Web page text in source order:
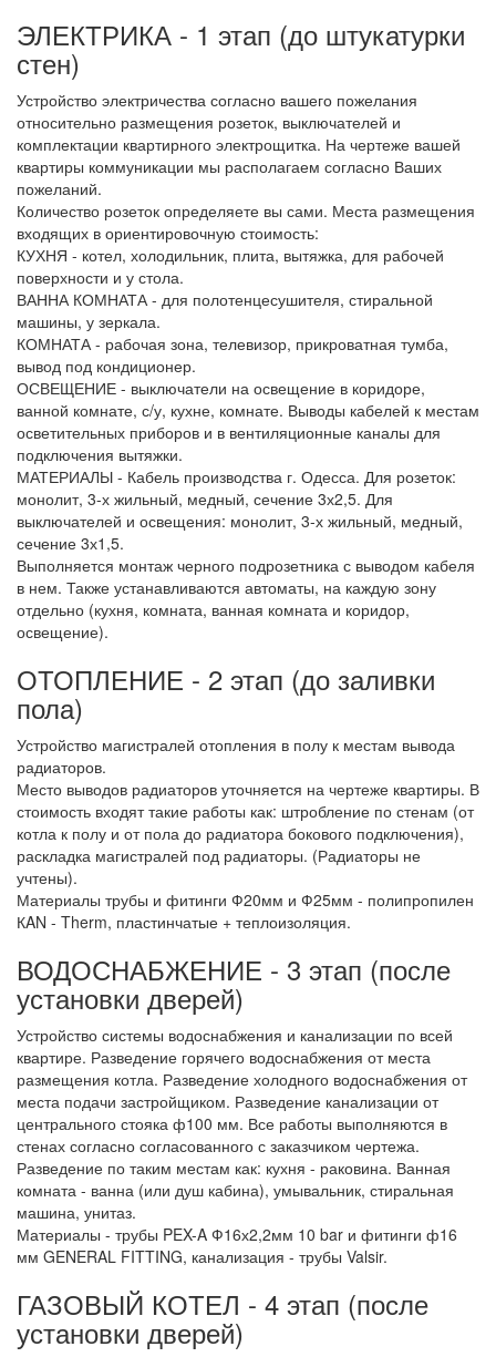
ЭЛЕКТРИКА - 1 этап (до штукатурки
стен)
Устройство электричества согласно вашего пожелания
относительно размещения розеток, выключателей и
комплектации квартирного электрощитка. На чертеже вашей
квартиры коммуникации мы располагаем согласно Ваших
пожеланий.
Количество розеток определяете вы сами. Места размещения
входящих в ориентировочную стоимость:
КУХНЯ - котел, холодильник, плита, вытяжка, для рабочей
поверхности и у стола.
ВАННА КОМНАТА - для полотенцесушителя, стиральной
машины, у зеркала.
КОМНАТА - рабочая зона, телевизор, прикроватная тумба,
вывод под кондиционер.
ОСВЕЩЕНИЕ - выключатели на освещение в коридоре,
ванной комнате, с/у, кухне, комнате. Выводы кабелей к местам
осветительных приборов и в вентиляционные каналы для
подключения вытяжки.
МАТЕРИАЛЫ - Кабель производства г. Одесса. Для розеток:
монолит, 3-х жильный, медный, сечение 3х2,5. Для
выключателей и освещения: монолит, 3-х жильный, медный,
сечение 3х1,5.
Выполняется монтаж черного подрозетника с выводом кабеля
в нем. Также устанавливаются автоматы, на каждую зону
отдельно (кухня, комната, ванная комната и коридор,
освещение).
ОТОПЛЕНИЕ - 2 этап (до заливки
пола)
Устройство магистралей отопления в полу к местам вывода
радиаторов.
Место выводов радиаторов уточняется на чертеже квартиры. В
стоимость входят такие работы как: штробление по стенам (от
котла к полу и от пола до радиатора бокового подключения),
раскладка магистралей под радиаторы. (Радиаторы не
учтены).
Материалы трубы и фитинги Ф20мм и Ф25мм - полипропилен
КAN - Therm, пластинчатые + теплоизоляция.
ВОДОСНАБЖЕНИЕ - 3 этап (после
установки дверей)
Устройство системы водоснабжения и канализации по всей
квартире. Разведение горячего водоснабжения от места
размещения котла. Разведение холодного водоснабжения от
места подачи застройщиком. Разведение канализации от
центрального стояка ф100 мм. Все работы выполняются в
стенах согласно согласованного с заказчиком чертежа.
Разведение по таким местам как: кухня - раковина. Ванная
комната - ванна (или душ кабина), умывальник, стиральная
машина, унитаз.
Материалы - трубы PEX-A Ф16х2,2мм 10 bar и фитинги ф16
мм GENERAL FITTING, канализация - трубы Valsir.
ГАЗОВЫЙ КОТЕЛ - 4 этап (после
установки дверей)